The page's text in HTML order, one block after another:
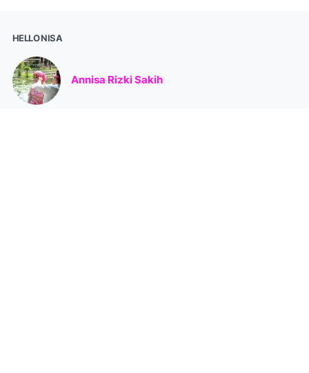
HELLO NISA
Annisa Rizki Sakih